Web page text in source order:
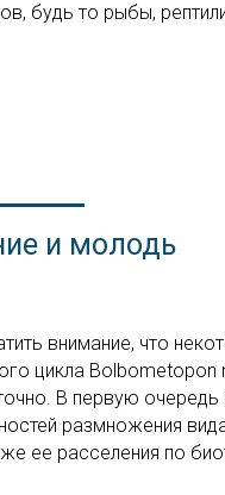
будь то рыбы,
и молодь
внимание, что
цикла Bolbometopon
В первую очередь
размножения
ее расселения по